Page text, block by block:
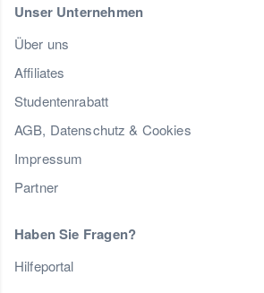
Unser Unternehmen
Über uns
Affiliates
Studentenrabatt
AGB, Datenschutz & Cookies
Impressum
Partner
Haben Sie Fragen?
Hilfeportal